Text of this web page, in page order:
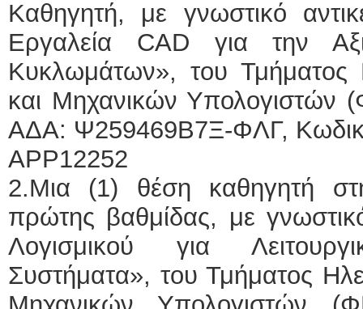
Καθηγητή, με γνωστικό
Εργαλεία CAD για την
Κυκλωμάτων», του Τμήματος
και Μηχανικών Υπολογιστών
ΑΔΑ: Ψ259469Β7Ξ-ΦΛΓ,
APP12252
2.Μια (1) θέση καθηγητή
πρώτης βαθμίδας, με γνωστικό
Λογισμικού για
Συστήματα», του Τμήματος